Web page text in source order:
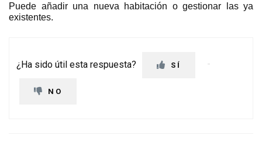
Puede añadir una nueva habitación o gestionar las ya
existentes.
¿Ha sido útil esta respuesta? SÍ
NO